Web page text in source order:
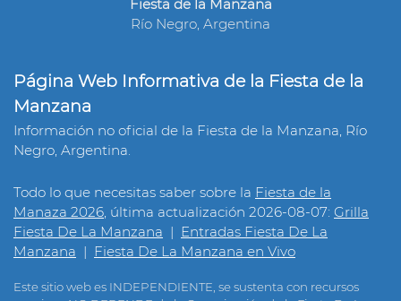
Fiesta de la Manzana
Río Negro, Argentina
Página Web Informativa de la Fiesta de la
Manzana
Información no oficial de la Fiesta de la Manzana, Río
Negro, Argentina.
Todo lo que necesitas saber sobre la Fiesta de la
Manaza 2026, última actualización 2026-08-07: Grilla
Fiesta De La Manzana | Entradas Fiesta De La
Manzana | Fiesta De La Manzana en Vivo
Este sitio web es INDEPENDIENTE, se sustenta con recursos